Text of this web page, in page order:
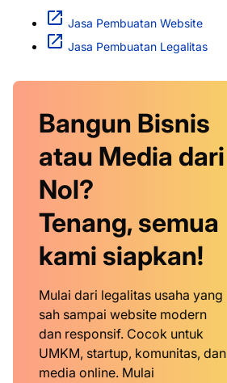
Jasa Pembuatan Website
Jasa Pembuatan Legalitas
Bangun Bisnis
atau Media dari
Nol?
Tenang, semua
kami siapkan!
Mulai dari legalitas usaha yang
sah sampai website modern
dan responsif. Cocok untuk
UMKM, startup, komunitas, dan
media online. Mulai